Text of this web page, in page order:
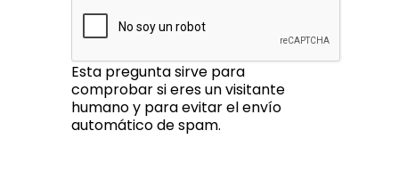
Esta pregunta sirve para
comprobar si eres un visitante
humano y para evitar el envío
automático de spam.